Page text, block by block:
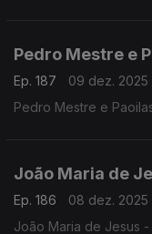
Pedro Mestre e
Ep. 187
09 dez. 2025
Pedro Mestre e
João Maria de
Ep. 186
08 dez. 2025
João Maria de Jesus -